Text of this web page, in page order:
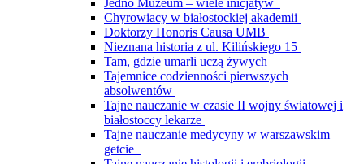
Jedno Muzeum – wiele inicjatyw
Chyrowiacy w białostockiej akademii
Doktorzy Honoris Causa UMB
Nieznana historia z ul. Kilińskiego 15
Tam, gdzie umarli uczą żywych
Tajemnice codzienności pierwszych
absolwentów
Tajne nauczanie w czasie II wojny światowej i
białostoccy lekarze
Tajne nauczanie medycyny w warszawskim
getcie